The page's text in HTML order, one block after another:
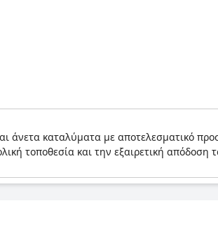
άνετα καταλύματα με αποτελεσματικό
τοποθεσία και την εξαιρετική